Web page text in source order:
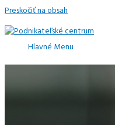
Preskočiť na obsah
Hlavné Menu